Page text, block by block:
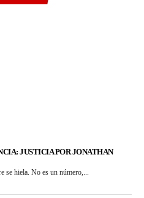
JUSTICIA POR JONATHAN
se hiela. No es un número,...